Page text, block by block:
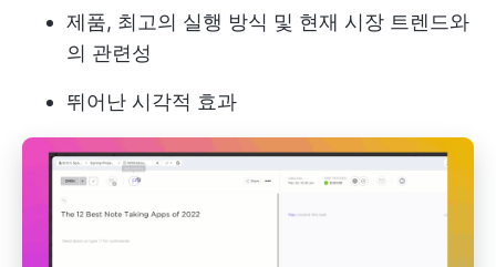
제품, 최고의 실행 방식 및 현재 시장 트렌드와
의 관련성
뛰어난 시각적 효과